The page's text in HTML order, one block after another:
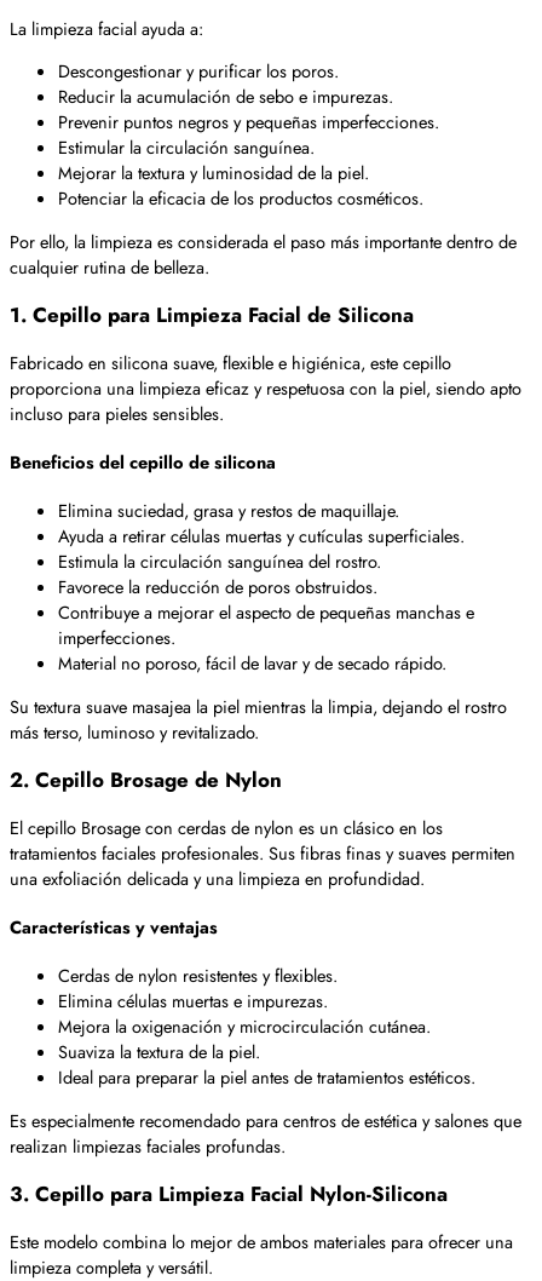
La limpieza facial ayuda a:
Descongestionar y purificar los poros.
Reducir la acumulación de sebo e impurezas.
Prevenir puntos negros y pequeñas imperfecciones.
Estimular la circulación sanguínea.
Mejorar la textura y luminosidad de la piel.
Potenciar la eficacia de los productos cosméticos.
Por ello, la limpieza es considerada el paso más importante dentro de
cualquier rutina de belleza.
1. Cepillo para Limpieza Facial de Silicona
Fabricado en silicona suave, flexible e higiénica, este cepillo
proporciona una limpieza eficaz y respetuosa con la piel, siendo apto
incluso para pieles sensibles.
Beneficios del cepillo de silicona
Elimina suciedad, grasa y restos de maquillaje.
Ayuda a retirar células muertas y cutículas superficiales.
Estimula la circulación sanguínea del rostro.
Favorece la reducción de poros obstruidos.
Contribuye a mejorar el aspecto de pequeñas manchas e
imperfecciones.
Material no poroso, fácil de lavar y de secado rápido.
Su textura suave masajea la piel mientras la limpia, dejando el rostro
más terso, luminoso y revitalizado.
2. Cepillo Brosage de Nylon
El cepillo Brosage con cerdas de nylon es un clásico en los
tratamientos faciales profesionales. Sus fibras finas y suaves permiten
una exfoliación delicada y una limpieza en profundidad.
Características y ventajas
Cerdas de nylon resistentes y flexibles.
Elimina células muertas e impurezas.
Mejora la oxigenación y microcirculación cutánea.
Suaviza la textura de la piel.
Ideal para preparar la piel antes de tratamientos estéticos.
Es especialmente recomendado para centros de estética y salones que
realizan limpiezas faciales profundas.
3. Cepillo para Limpieza Facial Nylon-Silicona
Este modelo combina lo mejor de ambos materiales para ofrecer una
limpieza completa y versátil.